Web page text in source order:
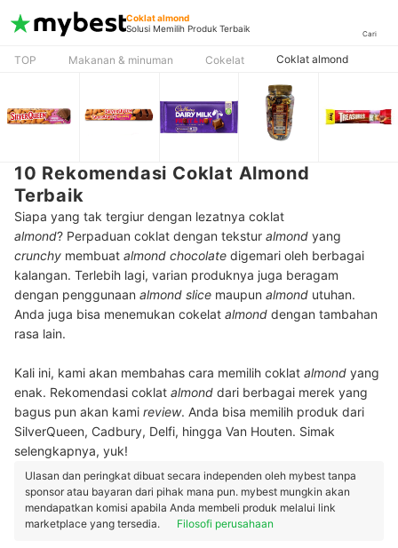
Coklat almond
Solusi Memilih Produk Terbaik
Cari
TOP Makanan & minuman Cokelat Coklat almond
10 Rekomendasi Coklat Almond
Terbaik
Siapa yang tak tergiur dengan lezatnya coklat
almond? Perpaduan coklat dengan tekstur almond yang
crunchy membuat almond chocolate digemari oleh berbagai
kalangan. Terlebih lagi, varian produknya juga beragam
dengan penggunaan almond slice maupun almond utuhan.
Anda juga bisa menemukan cokelat almond dengan tambahan
rasa lain.
Kali ini, kami akan membahas cara memilih coklat almond yang
enak. Rekomendasi coklat almond dari berbagai merek yang
bagus pun akan kami review. Anda bisa memilih produk dari
SilverQueen, Cadbury, Delfi, hingga Van Houten. Simak
selengkapnya, yuk!
Ulasan dan peringkat dibuat secara independen oleh mybest tanpa
sponsor atau bayaran dari pihak mana pun. mybest mungkin akan
mendapatkan komisi apabila Anda membeli produk melalui link
marketplace yang tersedia.
Filosofi perusahaan